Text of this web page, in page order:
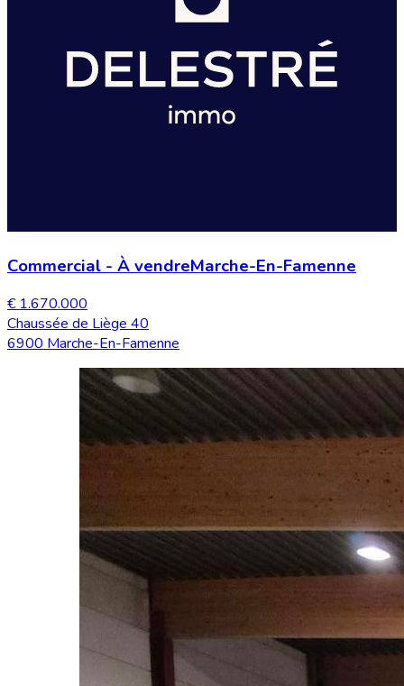
Commercial - À vendreMarche-En-Famenne
€ 1.670.000
Chaussée de Liège 40
6900 Marche-En-Famenne